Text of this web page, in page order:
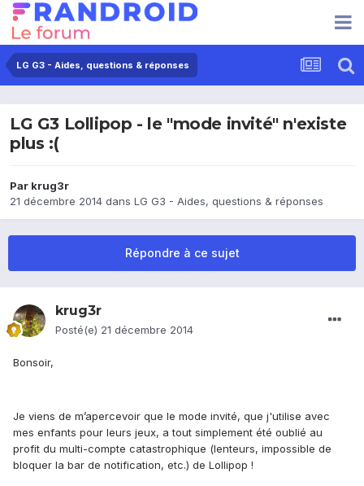
LG G3 - Aides, questions & réponses
LG G3 Lollipop - le "mode invité" n'existe
plus :(
Par krug3r
21 décembre 2014 dans LG G3 - Aides, questions & réponses
Répondre à ce sujet
krug3r
Posté(e) 21 décembre 2014
Bonsoir,
Je viens de m’apercevoir que le mode invité, que j'utilise avec
mes enfants pour leurs jeux, a tout simplement été oublié au
profit du multi-compte catastrophique (lenteurs, impossible de
bloquer la bar de notification, etc.) de Lollipop !